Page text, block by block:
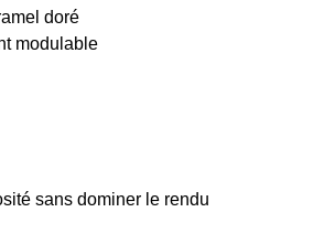
doré
modulable
sans dominer le rendu